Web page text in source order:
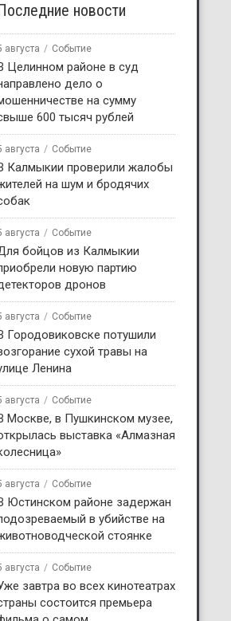
новости
августа Событие
Целинном районе в суд
дело о
на сумму
600 тысяч рублей
августа Событие
Калмыкии проверили жалобы
на шум и бродячих
августа Событие
бойцов из Калмыкии
новую партию
дронов
августа Событие
Городовиковске потушили
сухой травы на
Ленина
августа Событие
Москве, в Пушкинском музее,
выставка «Алмазная
августа Событие
Юстинском районе задержан
в убийстве на
стоянке
августа Событие
завтра во всех кинотеатрах
состоится премьера